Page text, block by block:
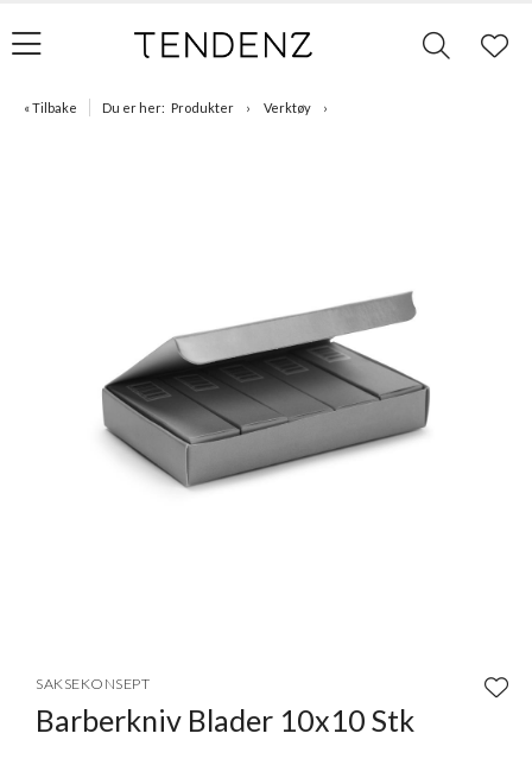
« Tilbake Du er her: Produkter Verktøy
of
1
SAKSEKONSEPT
Barberkniv Blader 10x10 Stk